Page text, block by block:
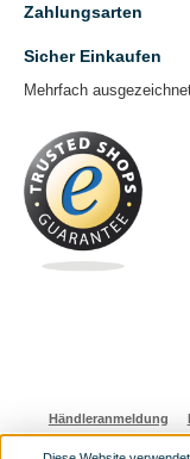
Zahlungsarten
Sicher Einkaufen
Mehrfach
Händleranmeldung